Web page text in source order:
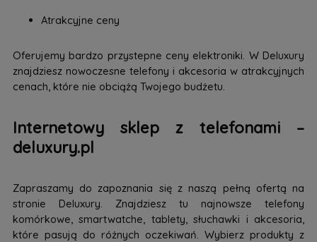
Atrakcyjne ceny
Oferujemy bardzo przystepne ceny elektroniki. W Deluxury
znajdziesz nowoczesne telefony i akcesoria w atrakcyjnych
cenach, które nie obciążą Twojego budżetu.
Internetowy sklep z telefonami –
deluxury.pl
Zapraszamy do zapoznania się z naszą pełną ofertą na
stronie Deluxury. Znajdziesz tu najnowsze telefony
komórkowe, smartwatche, tablety, słuchawki i akcesoria,
które pasują do różnych oczekiwań. Wybierz produkty z